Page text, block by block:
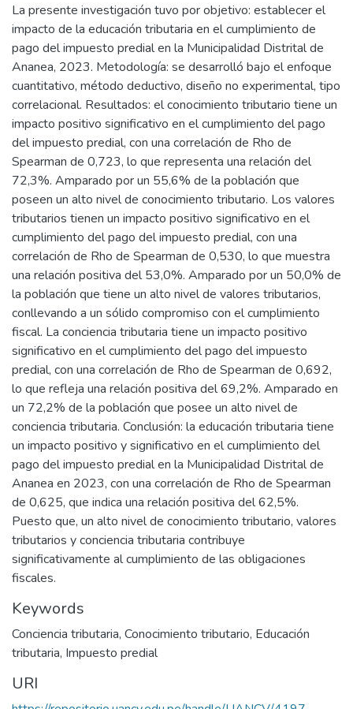
La presente investigación tuvo por objetivo: establecer el
impacto de la educación tributaria en el cumplimiento de
pago del impuesto predial en la Municipalidad Distrital de
Ananea, 2023. Metodología: se desarrolló bajo el enfoque
cuantitativo, método deductivo, diseño no experimental, tipo
correlacional. Resultados: el conocimiento tributario tiene un
impacto positivo significativo en el cumplimiento del pago
del impuesto predial, con una correlación de Rho de
Spearman de 0,723, lo que representa una relación del
72,3%. Amparado por un 55,6% de la población que
poseen un alto nivel de conocimiento tributario. Los valores
tributarios tienen un impacto positivo significativo en el
cumplimiento del pago del impuesto predial, con una
correlación de Rho de Spearman de 0,530, lo que muestra
una relación positiva del 53,0%. Amparado por un 50,0% de
la población que tiene un alto nivel de valores tributarios,
conllevando a un sólido compromiso con el cumplimiento
fiscal. La conciencia tributaria tiene un impacto positivo
significativo en el cumplimiento del pago del impuesto
predial, con una correlación de Rho de Spearman de 0,692,
lo que refleja una relación positiva del 69,2%. Amparado en
un 72,2% de la población que posee un alto nivel de
conciencia tributaria. Conclusión: la educación tributaria tiene
un impacto positivo y significativo en el cumplimiento del
pago del impuesto predial en la Municipalidad Distrital de
Ananea en 2023, con una correlación de Rho de Spearman
de 0,625, que indica una relación positiva del 62,5%.
Puesto que, un alto nivel de conocimiento tributario, valores
tributarios y conciencia tributaria contribuye
significativamente al cumplimiento de las obligaciones
fiscales.
Keywords
Conciencia tributaria, Conocimiento tributario, Educación
tributaria, Impuesto predial
URI